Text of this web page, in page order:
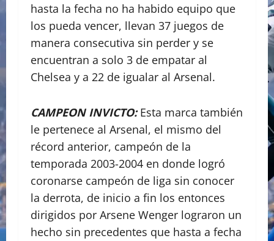
hasta la fecha no ha habido equipo que
los pueda vencer, llevan 37 juegos de
manera consecutiva sin perder y se
encuentran a solo 3 de empatar al
Chelsea y a 22 de igualar al Arsenal.
CAMPEON INVICTO:Esta marca también
le pertenece al Arsenal, el mismo del
récord anterior, campeón de la
temporada 2003-2004 en donde logró
coronarse campeón de liga sin conocer
la derrota, de inicio a fin los entonces
dirigidos por Arsene Wenger lograron un
hecho sin precedentes que hasta a fecha